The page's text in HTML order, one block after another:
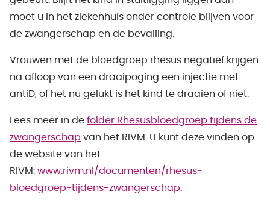
moet u in het ziekenhuis onder controle blijven voor
de zwangerschap en de bevalling.
Vrouwen met de bloedgroep rhesus negatief krijgen
na afloop van een draaipoging een injectie met
antiD, of het nu gelukt is het kind te draaien of niet.
Lees meer in de folder Rhesusbloedgroep tijdens de
zwangerschap van het RIVM. U kunt deze vinden op
de website van het
RIVM: www.rivm.nl/documenten/rhesus-
bloedgroep-tijdens-zwangerschap